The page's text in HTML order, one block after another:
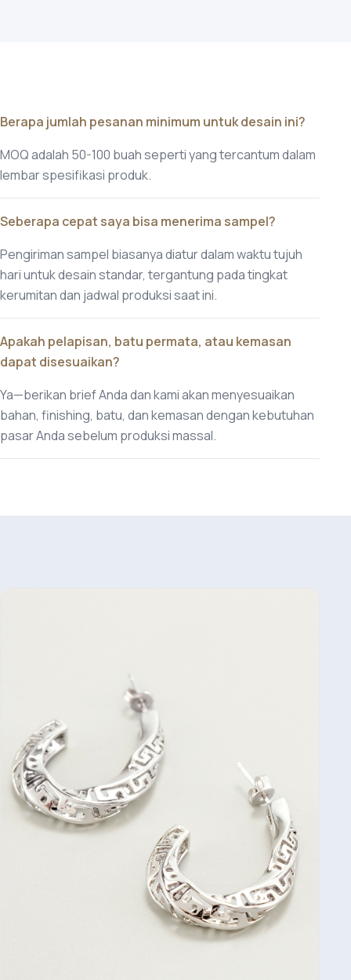
Berapa jumlah pesanan minimum untuk desain ini?
MOQ adalah 50-100 buah seperti yang tercantum dalam
lembar spesifikasi produk.
Seberapa cepat saya bisa menerima sampel?
Pengiriman sampel biasanya diatur dalam waktu tujuh
hari untuk desain standar, tergantung pada tingkat
kerumitan dan jadwal produksi saat ini.
Apakah pelapisan, batu permata, atau kemasan
dapat disesuaikan?
Ya—berikan brief Anda dan kami akan menyesuaikan
bahan, finishing, batu, dan kemasan dengan kebutuhan
pasar Anda sebelum produksi massal.